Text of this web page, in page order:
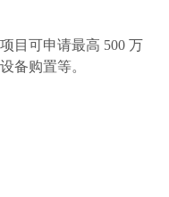
目可申请最高 500 万
备购置等。